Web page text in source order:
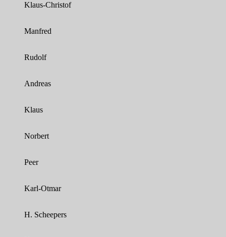
Klaus-Christof
Manfred
Rudolf
Andreas
Klaus
Norbert
Peer
Karl-Otmar
H. Scheepers